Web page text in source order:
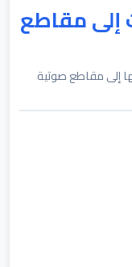
إلى مقاطع
إلى مقاطع صوتية